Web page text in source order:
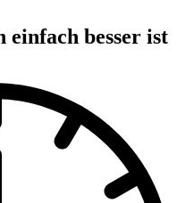
besser ist